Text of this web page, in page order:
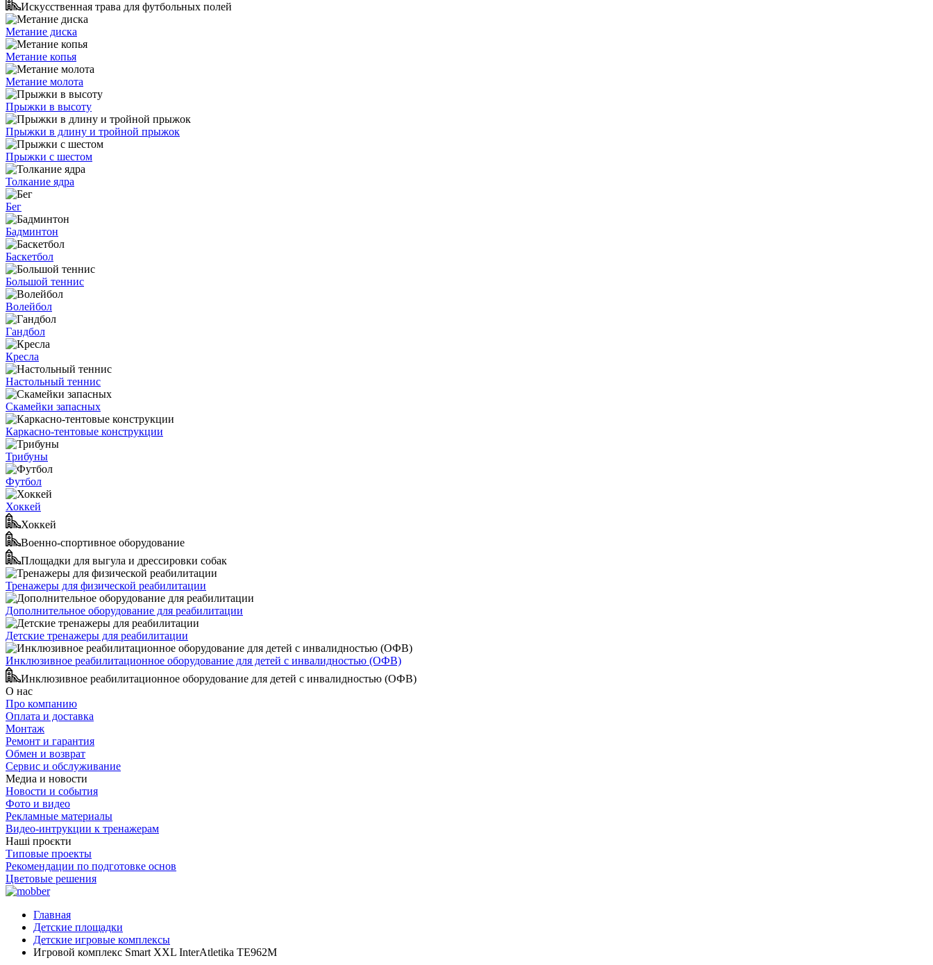
Искусственная трава для футбольных полей
Метание диска
Метание копья
Метание молота
Прыжки в высоту
Прыжки в длину и тройной прыжок
Прыжки с шестом
Толкание ядра
Бег
Бадминтон
Баскетбол
Большой теннис
Волейбол
Гандбол
Кресла
Настольный теннис
Скамейки запасных
Каркасно-тентовые конструкции
Трибуны
Футбол
Хоккей
Хоккей
Военно-спортивное оборудование
Площадки для выгула и дрессировки собак
Тренажеры для физической реабилитации
Дополнительное оборудование для реабилитации
Детские тренажеры для реабилитации
Инклюзивное реабилитационное оборудование для детей с инвалидностью (ОФВ)
Инклюзивное реабилитационное оборудование для детей с инвалидностью (ОФВ)
О нас
Про компанию
Оплата и доставка
Монтаж
Ремонт и гарантия
Обмен и возврат
Сервис и обслуживание
Медиа и новости
Новости и события
Фото и видео
Рекламные материалы
Видео-интрукции к тренажерам
Наші проєкти
Типовые проекты
Рекомендации по подготовке основ
Цветовые решения
Главная
Детские площадки
Детские игровые комплексы
Игровой комплекс Smart XXL InterAtletika TE962M